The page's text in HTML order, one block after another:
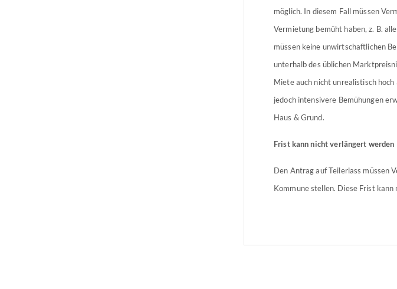
möglich. In diesem Fall müssen
Vermietung bemüht haben, z. B.
müssen keine unwirtschaftlichen
unterhalb des üblichen
Miete auch nicht unrealistisch
jedoch intensivere Bemühungen
Haus & Grund.
Frist kann nicht verlängert werden
Den Antrag auf Teilerlass müssen
Kommune stellen. Diese Frist